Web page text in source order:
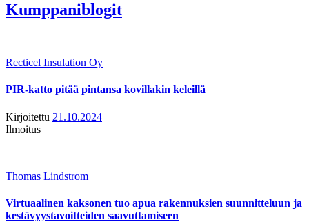
Kumppaniblogit
Recticel Insulation Oy
PIR-katto pitää pintansa kovillakin keleillä
Kirjoitettu 21.10.2024
Ilmoitus
Thomas Lindstrom
Virtuaalinen kaksonen tuo apua rakennuksien suunnitteluun ja
kestävyystavoitteiden saavuttamiseen